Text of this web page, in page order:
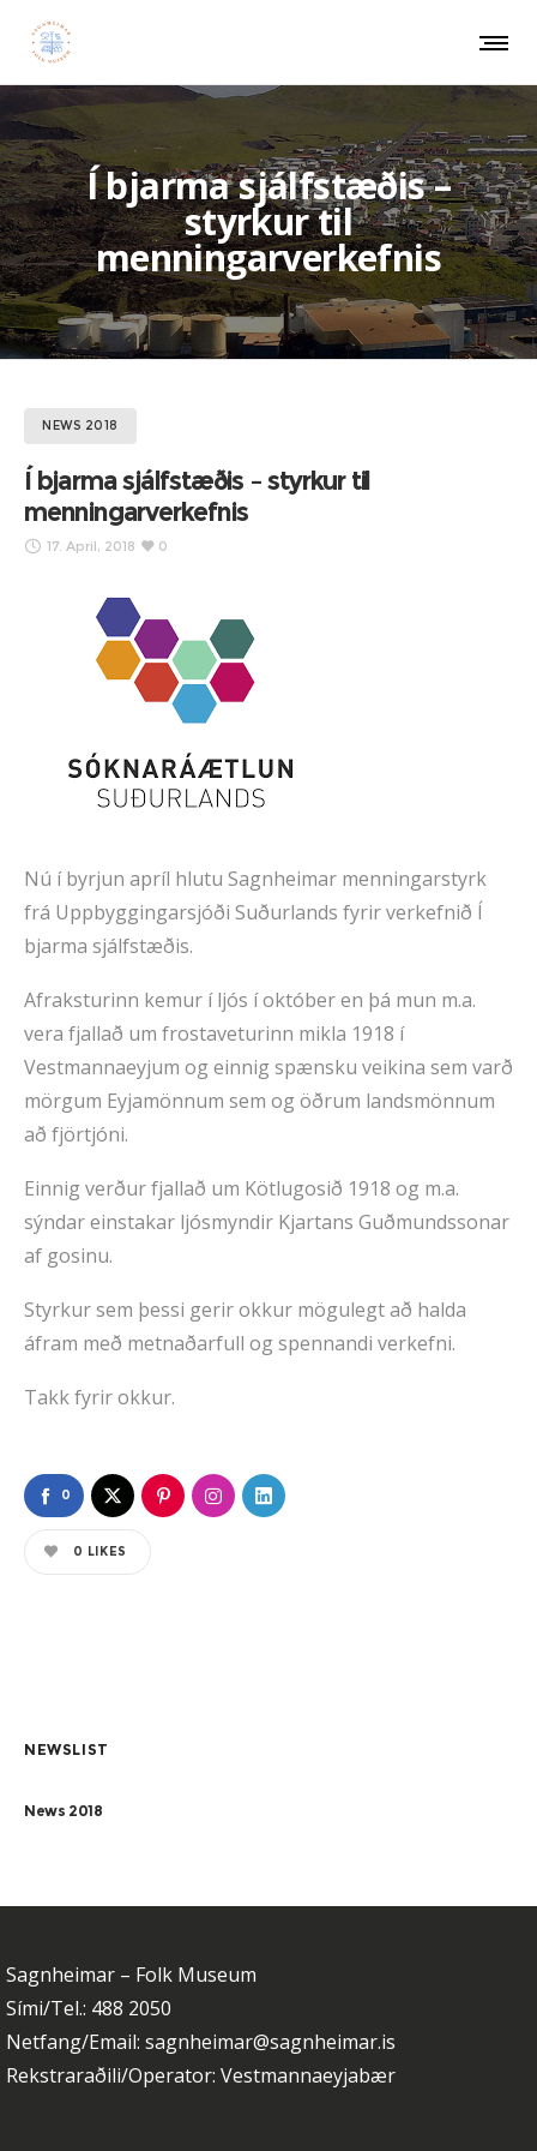
Í bjarma sjálfstæðis –
styrkur til
menningarverkefnis
NEWS 2018
Í bjarma sjálfstæðis – styrkur til
menningarverkefnis
17. April, 2018 0
Nú í byrjun apríl hlutu Sagnheimar menningarstyrk
frá Uppbyggingarsjóði Suðurlands fyrir verkefnið Í
bjarma sjálfstæðis.
Afraksturinn kemur í ljós í október en þá mun m.a.
vera fjallað um frostaveturinn mikla 1918 í
Vestmannaeyjum og einnig spænsku veikina sem varð
mörgum Eyjamönnum sem og öðrum landsmönnum
að fjörtjóni.
Einnig verður fjallað um Kötlugosið 1918 og m.a.
sýndar einstakar ljósmyndir Kjartans Guðmundssonar
af gosinu.
Styrkur sem þessi gerir okkur mögulegt að halda
áfram með metnaðarfull og spennandi verkefni.
Takk fyrir okkur.
0
0 LIKES
NEWSLIST
News 2018
Sagnheimar – Folk Museum
Sími/Tel.: 488 2050
Netfang/Email: sagnheimar@sagnheimar.is
Rekstraraðili/Operator: Vestmannaeyjabær